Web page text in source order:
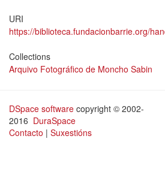
URI
https://biblioteca.fundacionbarrie.org/
Collections
Arquivo Fotográfico de Moncho Sabin
DSpace software copyright © 2002-
2016 DuraSpace
Contacto | Suxestións